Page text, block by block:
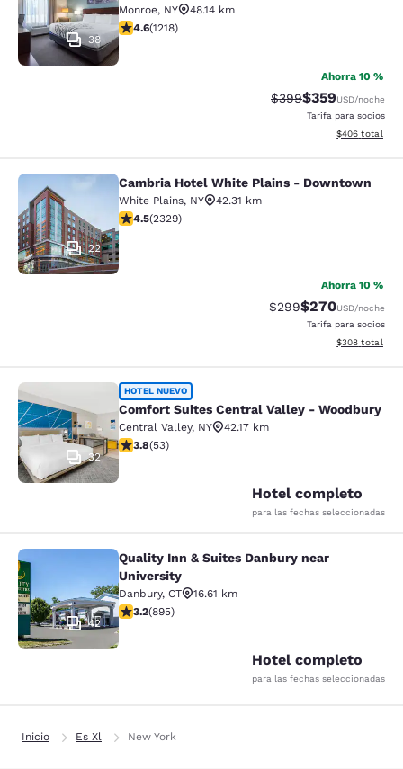
38
Monroe, NY
48.14 km
calificación de 4.56 estrellas. Excelente. 1218 reseñas
4.6(1218)
Ahorra 10 %
Precio tachado:
$399Precio con
$359USD/noche
Tarifa para socios
Ver detalles
$406 total
Cambria Hotel White Plains -
22
Cambria Hotel White Plains - Downtown
White Plains, NY
42.31 km
calificación de 4.54 estrellas. Excelente. 2329 reseñas
4.5(2329)
Ahorra 10 %
Precio tachado:
$299Precio con
$270USD/noche
Tarifa para socios
Ver detalles
$308 total
Comfort Suites Central Valley -
32
HOTEL NUEVO
Comfort Suites Central Valley - Woodbury
Central Valley, NY
42.17 km
calificación de 3.79 estrellas. Bueno. 53 reseñas
3.8(53)
Hotel completo
para las fechas seleccionadas
Quality Inn & Suites Danbury near
42
Quality Inn & Suites Danbury near
University
Danbury, CT
16.61 km
calificación de 3.23 estrellas. Bueno. 895 reseñas
3.2(895)
Hotel completo
para las fechas seleccionadas
Inicio Es Xl New York